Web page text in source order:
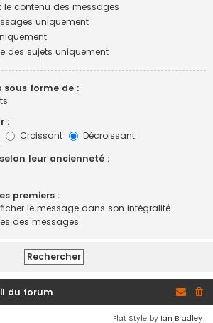
le contenu des messages
uniquement
des sujets uniquement
forme de :
:
Croissant
Décroissant
leur ancienneté :
premiers :
le message dans son intégralité.
des messages
du forum
Flat Style by Ian Bradley